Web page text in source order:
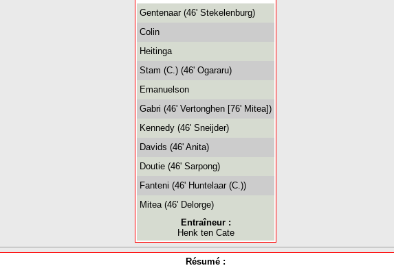
Gentenaar (46' Stekelenburg)
Colin
Heitinga
Stam (C.) (46' Ogararu)
Emanuelson
Gabri (46' Vertonghen [76' Mitea])
Kennedy (46' Sneijder)
Davids (46' Anita)
Doutie (46' Sarpong)
Fanteni (46' Huntelaar (C.))
Mitea (46' Delorge)
Entraîneur :
Henk ten Cate
Résumé :